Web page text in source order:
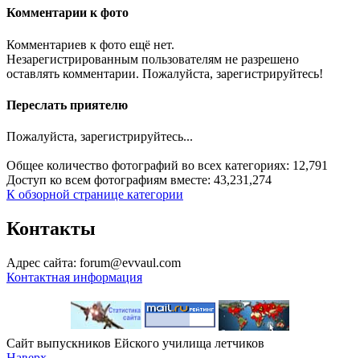
Комментарии к фото
Комментариев к фото ещё нет.
Незарегистрированным пользователям не разрешено
оставлять комментарии. Пожалуйста, зарегистрируйтесь!
Переслать приятелю
Пожалуйста, зарегистрируйтесь...
Общее количество фотографий во всех категориях: 12,791
Доступ ко всем фотографиям вместе: 43,231,274
К обзорной странице категории
Контакты
Адрес сайта: forum@evvaul.com
Контактная информация
Сайт выпускников Ейского училища летчиков